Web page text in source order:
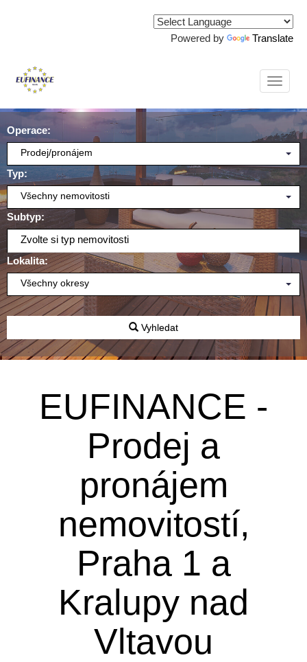
Powered by Translate
Operace:
Prodej/pronájem
Typ:
Všechny nemovitosti
Subtyp:
Zvolte si typ nemovitosti
Lokalita:
Všechny okresy
Vyhledat
EUFINANCE -
Prodej a
pronájem
nemovitostí,
Praha 1 a
Kralupy nad
Vltavou